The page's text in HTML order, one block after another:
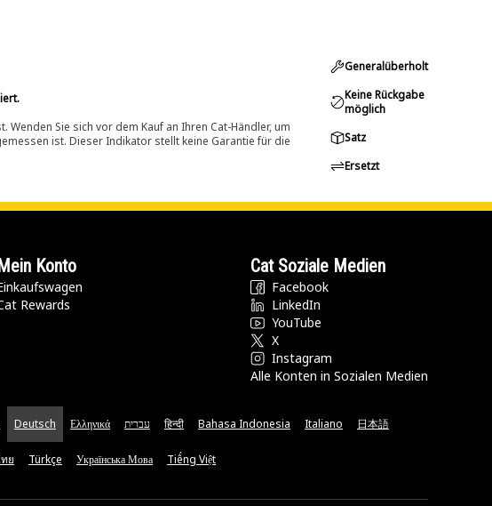
Sie sich vor dem Kauf an Ihren Cat-Händler, um
ist. Dieser Indikator stellt keine Garantie für die
Generalüberholt
Keine Rückgabe
möglich
Satz
Ersetzt
Mein Konto
Rewards
Cat Soziale Medien
Facebook
LinkedIn
YouTube
X
Instagram
Alle Konten in Sozialen Medien
Deutsch Ελληνικά עברית हिन्दी Bahasa Indonesia Italiano 日本語
ย Türkçe Українська Мова Tiếng Việt